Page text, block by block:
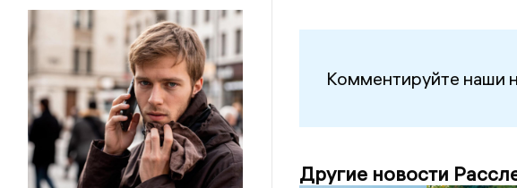
Комментируйте наши
Другие новости